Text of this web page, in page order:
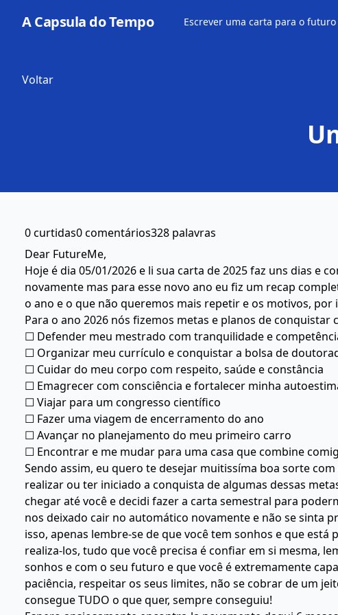
A Capsula do Tempo Escrever uma carta para o futuro
Voltar
0 curtidas0 comentários328 palavras
Dear FutureMe,
Hoje é dia 05/01/2026 e li sua carta de 2025 faz uns dias e
novamente mas para esse novo ano eu fiz um recap
o ano e o que não queremos mais repetir e os motivos,
Para o ano 2026 nós fizemos metas e planos de conquistar
☐ Defender meu mestrado com tranquilidade e
☐ Organizar meu currículo e conquistar a bolsa de
☐ Cuidar do meu corpo com respeito, saúde e constância
☐ Emagrecer com consciência e fortalecer minha
☐ Viajar para um congresso científico
☐ Fazer uma viagem de encerramento do ano
☐ Avançar no planejamento do meu primeiro carro
☐ Encontrar e me mudar para uma casa que combine
Sendo assim, eu quero te desejar muitissíma boa sorte
realizar ou ter iniciado a conquista de algumas dessas
chegar até você e decidi fazer a carta semestral para
nos deixado cair no automático novamente e não se sinta
isso, apenas lembre-se de que você tem sonhos e que
realiza-los, tudo que você precisa é confiar em si mesma,
sonhos e com o seu futuro e que você é extremamente
paciência, respeitar os seus limites, não se cobrar de um
consegue TUDO o que quer, sempre conseguiu!